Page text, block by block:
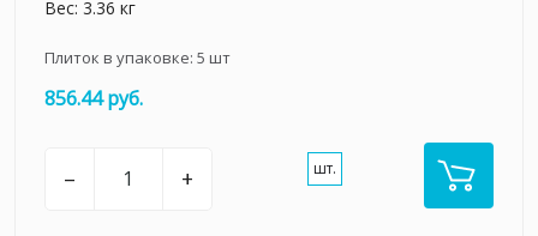
Вес: 3.36 кг
Плиток в упаковке: 5 шт
856.44 руб.
– + шт.